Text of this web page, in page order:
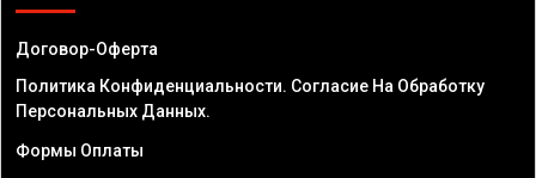
Договор-Оферта
Политика Конфиденциальности. Согласие На Обработку
Персональных Данных.
Формы Оплаты